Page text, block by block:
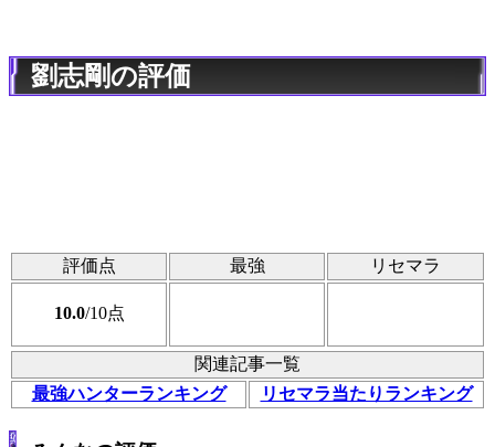
劉志剛の評価
評価点 最強 リセマラ
10.0/10点
関連記事一覧
最強ハンターランキング
リセマラ当たりランキング